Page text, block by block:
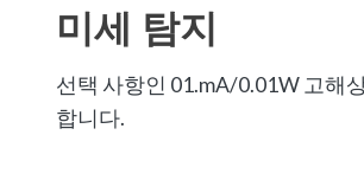
미세 탐지
선택 사항인 01.mA/0.01W 고해
합니다.